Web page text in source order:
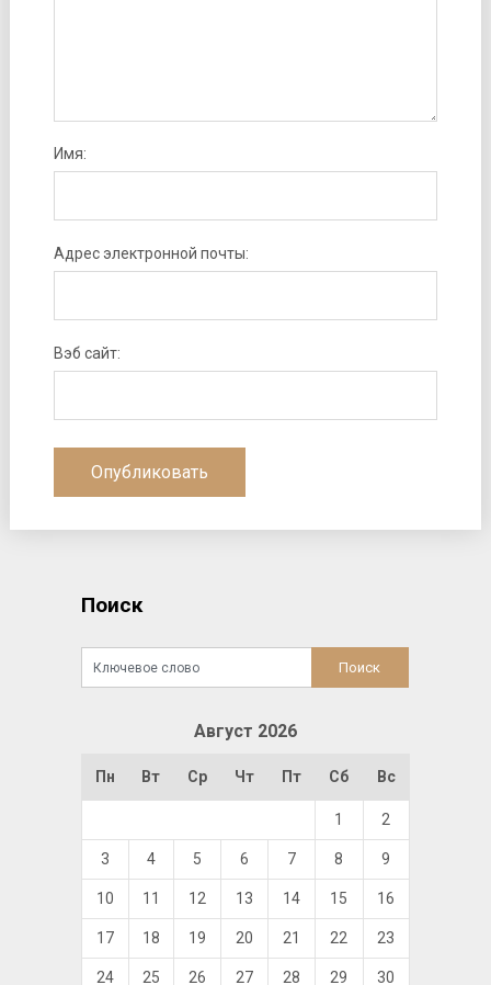
Имя:
Адрес электронной почты:
Вэб сайт:
Поиск
Август 2026
Пн Вт Ср Чт Пт Сб Вс
1 2
3 4 5 6 7 8 9
10 11 12 13 14 15 16
17 18 19 20 21 22 23
24 25 26 27 28 29 30